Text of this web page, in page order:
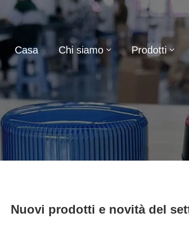
Casa Chi siamo Prodotti
Nuovi prodotti e novità del